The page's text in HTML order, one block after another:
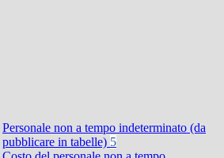
Personale non a tempo indeterminato (da
pubblicare in tabelle) 5